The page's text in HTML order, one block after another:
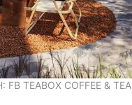
FB TEABOX COFFEE & TEA